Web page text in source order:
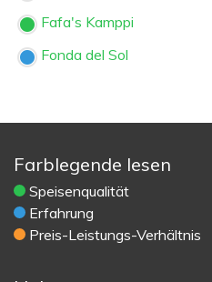
Fafa's Kamppi
Fonda del Sol
Farblegende lesen
Speisenqualität
Erfahrung
Preis-Leistungs-Verhältnis